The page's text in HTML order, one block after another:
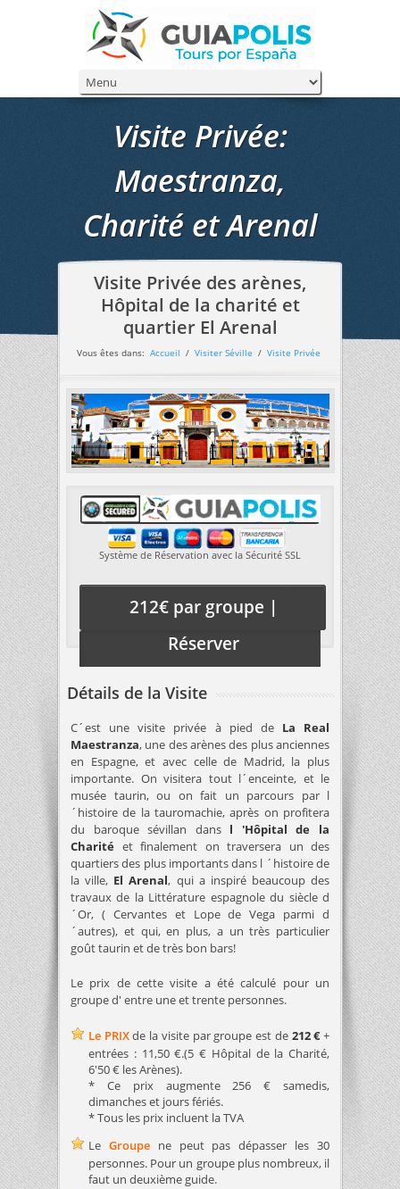
Visite Privée:
Maestranza,
Charité et Arenal
Visite Privée des arènes,
Hôpital de la charité et
quartier El Arenal
Vous êtes dans: Accueil / Visiter Séville / Visite Privée
Système de Réservation avec la Sécurité SSL
212€ par groupe |
Réserver
Détails de la Visite
C´est une visite privée à pied de La Real
Maestranza, une des arènes des plus anciennes
en Espagne, et avec celle de Madrid, la plus
importante. On visitera tout l´enceinte, et le
musée taurin, ou on fait un parcours par l
´histoire de la tauromachie, après on profitera
du baroque sévillan dans l 'Hôpital de la
Charité et finalement on traversera un des
quartiers des plus importants dans l ´histoire de
la ville, El Arenal, qui a inspiré beaucoup des
travaux de la Littérature espagnole du siècle d
´Or, ( Cervantes et Lope de Vega parmi d
´autres), et qui, en plus, a un très particulier
goût taurin et de très bon bars!
Le prix de cette visite a été calculé pour un
groupe d' entre une et trente personnes.
Le PRIXde la visite par groupe est de 212 €+
entrées : 11,50 €.(5 € Hôpital de la Charité,
6'50 € les Arènes).
* Ce prix augmente 256 € samedis,
dimanches et jours fériés.
* Tous les prix incluent la TVA
Le Groupene peut pas dépasser les 30
personnes. Pour un groupe plus nombreux, il
faut un deuxième guide.